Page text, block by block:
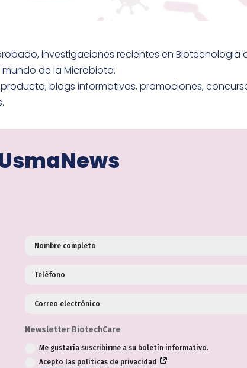
investigaciones recientes en Biotecnologia
de la Microbiota.
blogs informativos, promociones,
Newsletter BiotechCare
Me gustaría suscribirme a su boletín informativo.
Acepto las políticas de privacidad